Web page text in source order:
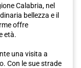
Calabria, nel
bellezza e il
offre
età.
una visita a
Con le sue strade